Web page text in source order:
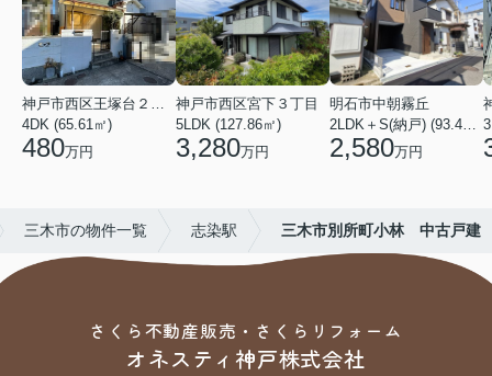
4DK (65.61㎡)
480万円
神戸市西区宮下３丁目
5LDK (127.86㎡)
3,280万円
明石市中朝霧丘
2,580万円
三木市の物件一覧 志染駅 三木市別所町小林 中古戸建
さくら不動産販売・さくらリフォーム
オネスティ神戸株式会社